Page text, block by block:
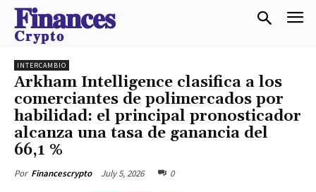
𝐅𝐢𝐧𝐚𝐧𝐜𝐞𝐬
𝐂𝐫𝐲𝐩𝐭𝐨
INTERCAMBIO
Arkham Intelligence clasifica a los
comerciantes de polimercados por
habilidad: el principal pronosticador
alcanza una tasa de ganancia del
66,1 %
Por Financescrypto July 5, 2026 0